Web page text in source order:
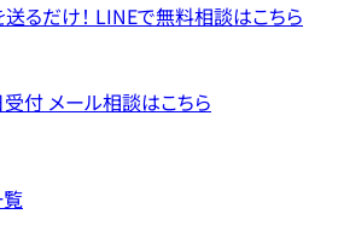
るだけ！ LINEで無料相談はこちら
付 メール相談はこちら